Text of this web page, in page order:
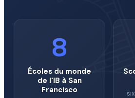
8
Écoles du monde
de l'IB à San
Francisco